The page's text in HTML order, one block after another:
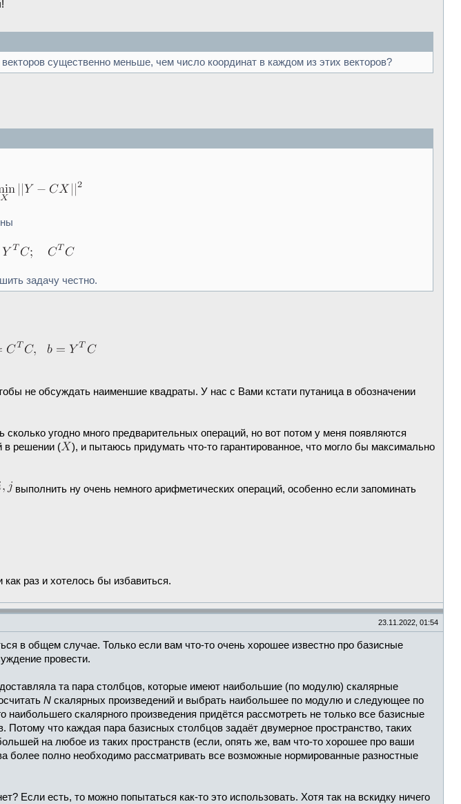
существенно меньше, чем число координат в каждом из этих векторов?
задачу честно.
не обсуждать наименшие квадраты. У нас с Вами кстати путаница в обозначении
угодно много предварительных операций, но вот потом у меня появляются
в решении (
), и пытаюсь придумать что-то гарантированное, что могло бы максимально
выполнить ну очень немного арифметических операций, особенно если запоминать
как раз и хотелось бы избавиться.
23.11.2022, 01:54
в общем случае. Только если вам что-то очень хорошее известно про базисные
провести.
та пара столбцов, которые имеют наибольшие (по модулю) скалярные
N скалярных произведений и выбрать наибольшее по модулю и следующее по
скалярного произведения придётся рассмотреть не только все базисные
что каждая пара базисных столбцов задаёт двумерное пространство, таких
на любое из таких пространств (если, опять же, вам что-то хорошее про ваши
более полно необходимо рассматривать все возможные нормированные разностные
Если есть, то можно попытаться как-то это использовать. Хотя так на вскидку ничего